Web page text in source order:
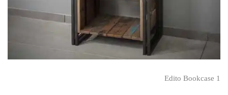
Edito Bookcase 1